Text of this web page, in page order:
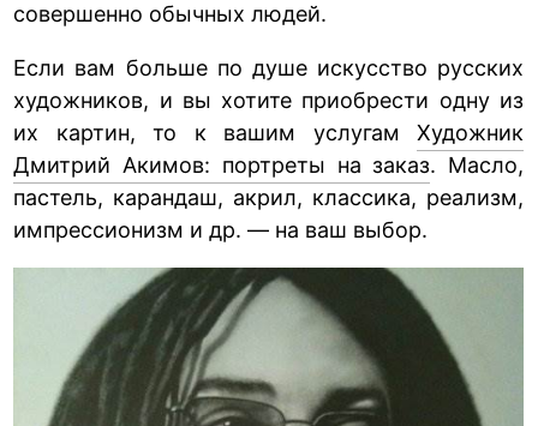
совершенно обычных людей.
Если вам больше по душе искусство русских
художников, и вы хотите приобрести одну из
их картин, то к вашим услугам Художник
Дмитрий Акимов: портреты на заказ. Масло,
пастель, карандаш, акрил, классика, реализм,
импрессионизм и др. — на ваш выбор.